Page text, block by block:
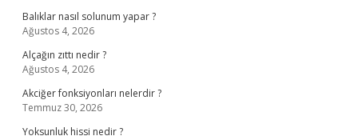
Balıklar nasıl solunum yapar ?
Ağustos 4, 2026
Alçağın zıttı nedir ?
Ağustos 4, 2026
Akciğer fonksiyonları nelerdir ?
Temmuz 30, 2026
Yoksunluk hissi nedir ?